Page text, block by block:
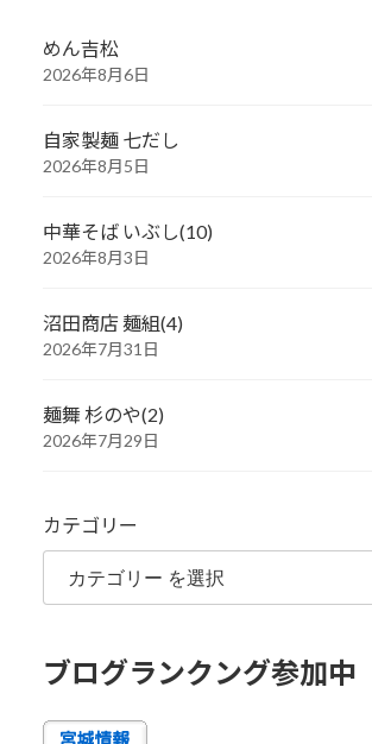
めん吉松
2026年8月6日
自家製麺 七だし
2026年8月5日
中華そば いぶし(10)
2026年8月3日
沼田商店 麺組(4)
2026年7月31日
麺舞 杉のや(2)
2026年7月29日
カテゴリー
ブログランクング参加中